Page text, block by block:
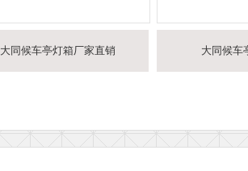
大同候车亭灯箱厂家直销 大同候车